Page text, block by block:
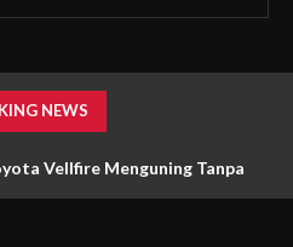
NEWS
Vellfire Menguning Tanpa